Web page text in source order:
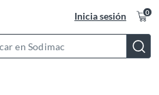
Inicia sesión 0
Bar